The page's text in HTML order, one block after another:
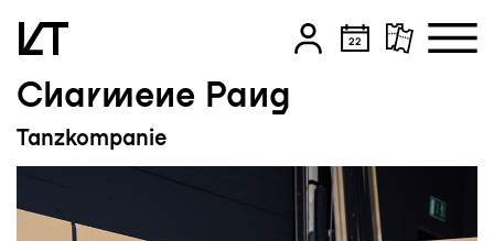
Zum Hauptinhalt springen
Zum Footer springen
Charmene Pang
Tanzkompanie